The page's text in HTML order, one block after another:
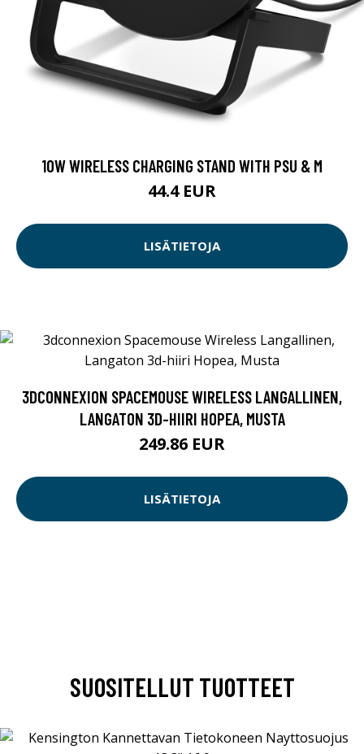
10W WIRELESS CHARGING STAND WITH PSU & M
44.4 EUR
LISÄTIETOJA
3DCONNEXION SPACEMOUSE WIRELESS LANGALLINEN,
LANGATON 3D-HIIRI HOPEA, MUSTA
249.86 EUR
LISÄTIETOJA
SUOSITELLUT TUOTTEET